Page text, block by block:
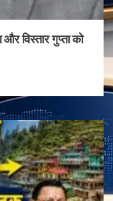
विस्तार गुप्ता को